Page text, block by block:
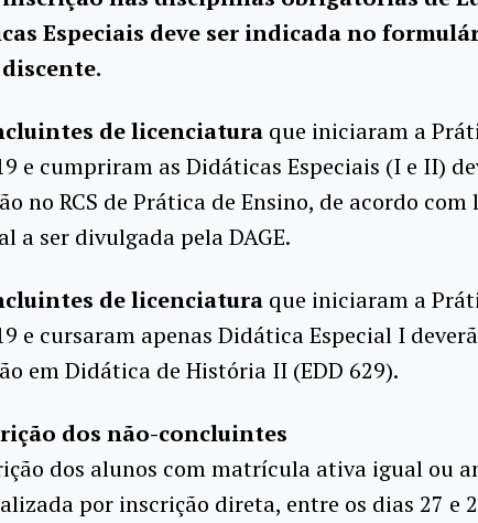
Especiais deve ser indicada no
de licenciatura que iniciaram a
e cumpriram as Didáticas Especiais (I e II)
no RCS de Prática de Ensino, de acordo
a ser divulgada pela DAGE.
de licenciatura que iniciaram a
e cursaram apenas Didática Especial I
em Didática de História II (EDD 629).
dos não-concluintes
dos alunos com matrícula ativa igual ou
por inscrição direta, entre os dias 27 e